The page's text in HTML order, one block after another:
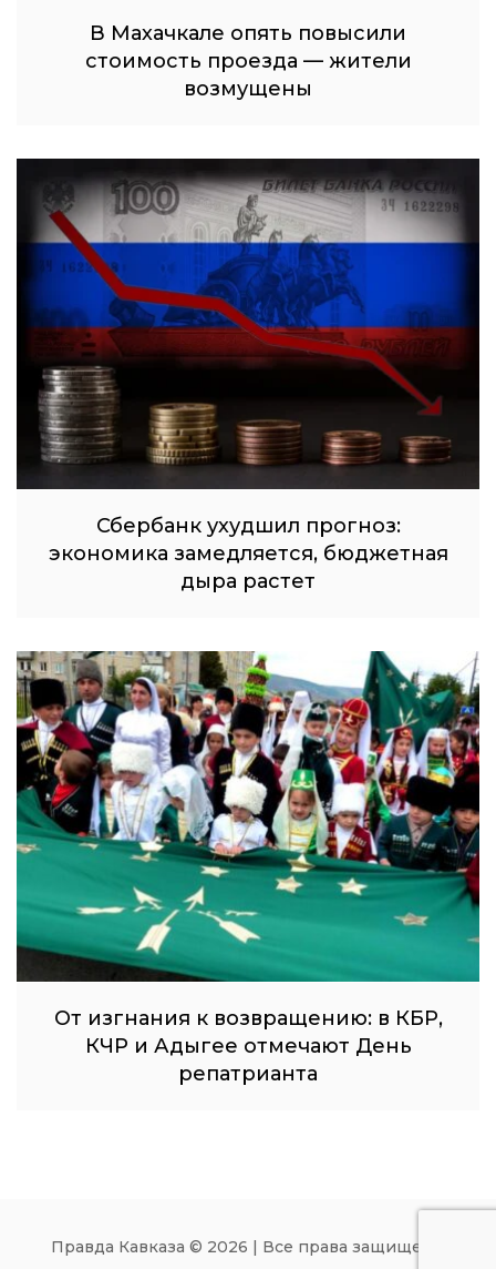
В Махачкале опять повысили
стоимость проезда — жители
возмущены
Сбербанк ухудшил прогноз:
экономика замедляется, бюджетная
дыра растет
От изгнания к возвращению: в КБР,
КЧР и Адыгее отмечают День
репатрианта
Правда Кавказа © 2026 | Все права защищены